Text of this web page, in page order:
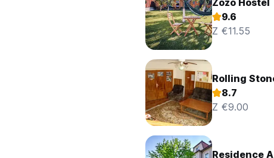
Zozo Hostel
9.6
Z €11.55
Rolling
8.7
Z €9.00
Residence